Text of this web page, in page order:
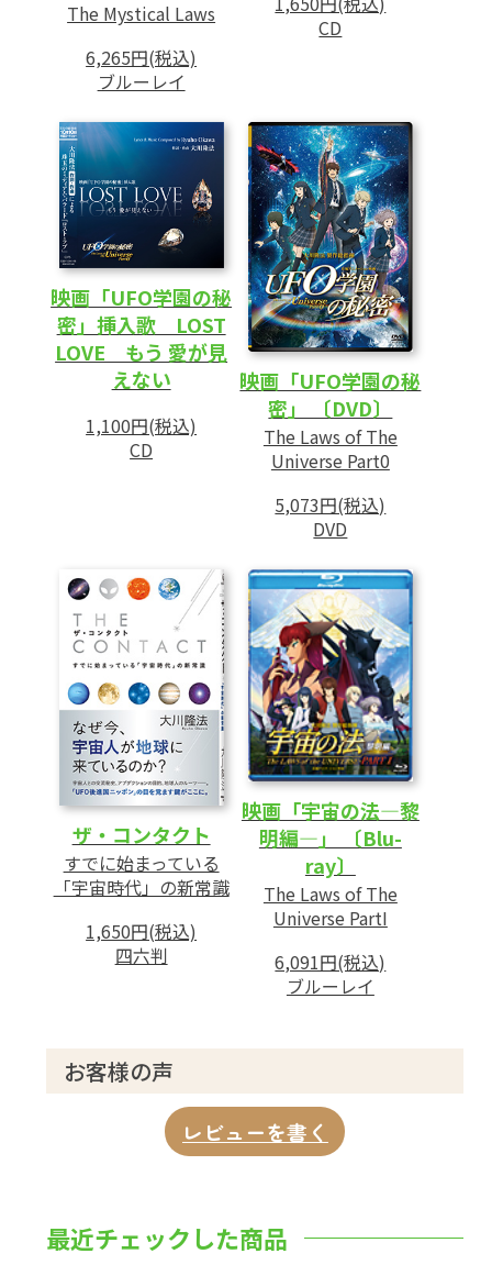
The Mystical Laws
6,265円(税込)
ブルーレイ
CD
映画「UFO学園の秘
密」挿入歌 LOST
LOVE もう 愛が見
えない
1,100円(税込)
CD
映画「UFO学園の秘
密」 〔DVD〕
The Laws of The
Universe Part0
5,073円(税込)
DVD
ザ・コンタクト
すでに始まっている
「宇宙時代」の新常識
1,650円(税込)
四六判
映画「宇宙の法―黎
明編―」 〔Blu-
ray〕
The Laws of The
Universe PartI
6,091円(税込)
ブルーレイ
お客様の声
レビューを書く
最近チェックした商品